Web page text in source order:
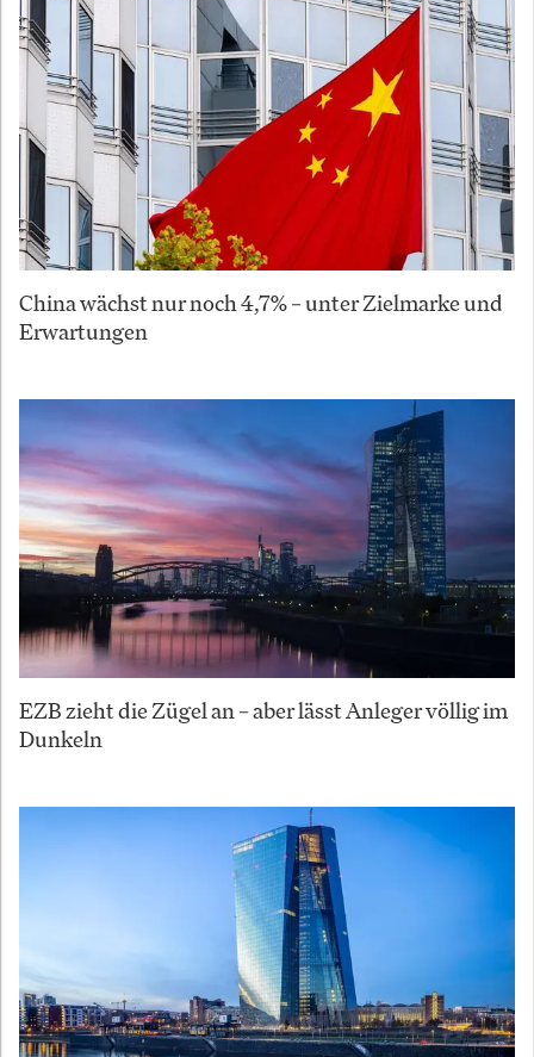
China wächst nur noch 4,7% – unter Zielmarke und
Erwartungen
EZB zieht die Zügel an – aber lässt Anleger völlig im
Dunkeln